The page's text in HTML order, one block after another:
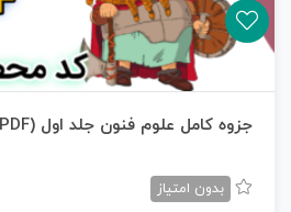
جزوه کامل علوم فنون جلد اول (PDF)
بدون امتیاز